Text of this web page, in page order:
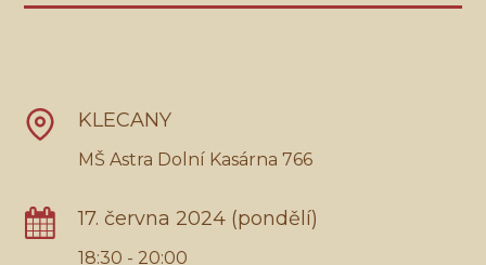
KLECANY
MŠ Astra Dolní Kasárna 766
17. června 2024 (pondělí)
18:30 - 20:00